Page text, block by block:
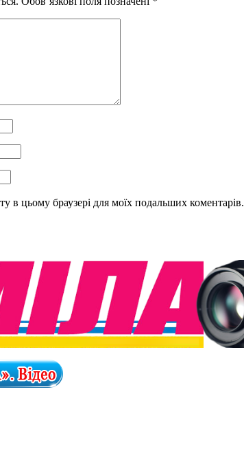
в цьому браузері для моїх подальших коментарів.